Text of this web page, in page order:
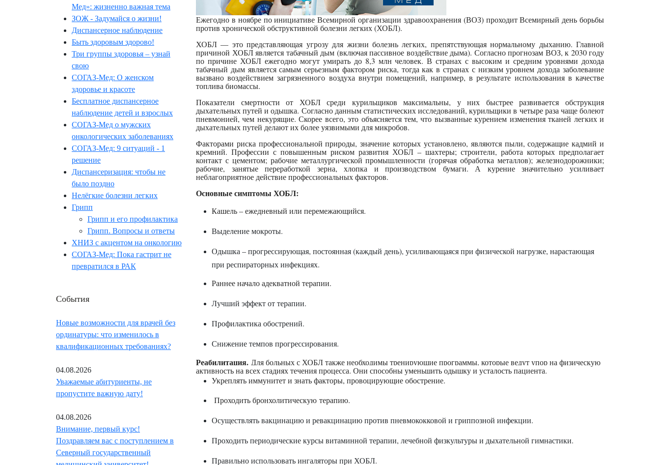
Мед»: жизненно важная тема
ЗОЖ - Задумайся о жизни!
Диспансерное наблюдение
Быть здоровым здорово!
Три группы здоровья – узнай
свою
СОГАЗ-Мед: О женском
здоровье и красоте
Бесплатное диспансерное
наблюдение детей и взрослых
СОГАЗ-Мед о мужских
онкологических заболеваниях
СОГАЗ-Мед: 9 ситуаций - 1
решение
Диспансеризация: чтобы не
было поздно
Нелёгкие болезни легких
Грипп
Грипп и его профилактика
Грипп. Вопросы и ответы
ХНИЗ с акцентом на онкологию
СОГАЗ-Мед: Пока гастрит не
превратился в РАК
События
Новые возможности для врачей без
ординатуры: что изменилось в
квалификационных требованиях?
04.08.2026
Уважаемые абитуриенты, не
пропустите важную дату!
04.08.2026
Внимание, первый курс!
Поздравляем вас с поступлением в
Северный государственный
Ежегодно в ноябре по инициативе Всемирной организации здравоохранения (ВОЗ) проходит Всемирный день борьбы
против хронической обструктивной болезни легких (ХОБЛ).
ХОБЛ — это представляющая угрозу для жизни болезнь легких, препятствующая нормальному дыханию. Главной
причиной ХОБЛ является табачный дым (включая пассивное воздействие дыма). Согласно прогнозам ВОЗ, к 2030 году
по причине ХОБЛ ежегодно могут умирать до 8,3 млн человек. В странах с высоким и средним уровнями дохода
табачный дым является самым серьезным фактором риска, тогда как в странах с низким уровнем дохода заболевание
вызвано воздействием загрязненного воздуха внутри помещений, например, в результате использования в качестве
топлива биомассы.
Показатели смертности от ХОБЛ среди курильщиков максимальны, у них быстрее развивается обструкция
дыхательных путей и одышка. Согласно данным статистических исследований, курильщики в четыре раза чаще болеют
пневмонией, чем некурящие. Скорее всего, это объясняется тем, что вызванные курением изменения тканей легких и
дыхательных путей делают их более уязвимыми для микробов.
Факторами риска профессиональной природы, значение которых установлено, являются пыли, содержащие кадмий и
кремний. Профессии с повышенным риском развития ХОБЛ – шахтеры; строители, работа которых предполагает
контакт с цементом; рабочие металлургической промышленности (горячая обработка металлов); железнодорожники;
рабочие, занятые переработкой зерна, хлопка и производством бумаги. А курение значительно усиливает
неблагоприятное действие профессиональных факторов.
Основные симптомы ХОБЛ:
Кашель – ежедневный или перемежающийся.
Выделение мокроты.
Одышка – прогрессирующая, постоянная (каждый день), усиливающаяся при физической нагрузке, нарастающая
при респираторных инфекциях.
Раннее начало адекватной терапии.
Лучший эффект от терапии.
Профилактика обострений.
Снижение темпов прогрессирования.
Реабилитация. Для больных с ХОБЛ также необходимы тренирующие программы, которые ведут упор на физическую
активность на всех стадиях течения процесса. Они способны уменьшить одышку и усталость пациента.
Укреплять иммунитет и знать факторы, провоцирующие обострение.
Проходить бронхолитическую терапию.
Осуществлять вакцинацию и ревакцинацию против пневмококковой и гриппозной инфекции.
Проходить периодические курсы витаминной терапии, лечебной физкультуры и дыхательной гимнастики.
Правильно использовать ингаляторы при ХОБЛ.